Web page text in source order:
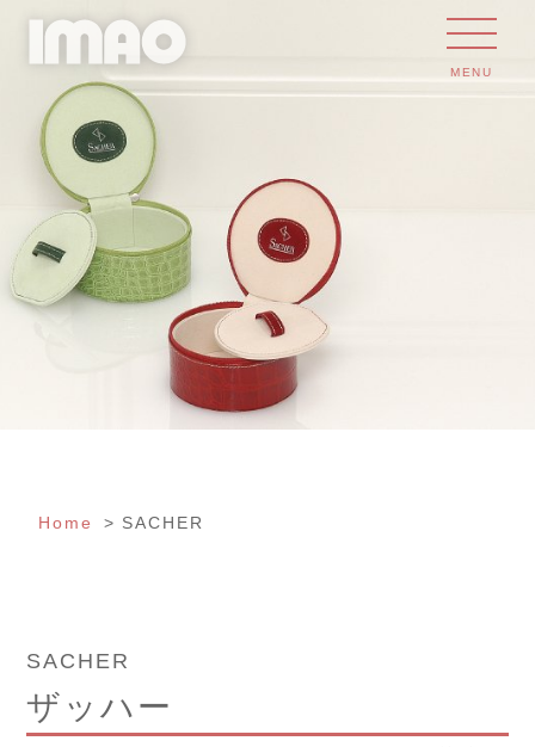
MENU
Home SACHER
SACHER
ザッハー